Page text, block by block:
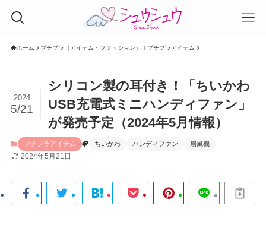
ホーム プチプラ（アイテム・ファッション） プチプラアイテム
シリコン製の耳付き！「ちいかわ
USB充電式ミニハンディファン」
が発売予定（2024年5月情報）
2024
5/21
プチプラアイテム ちいかわ ハンディファン 扇風機
2024年5月21日